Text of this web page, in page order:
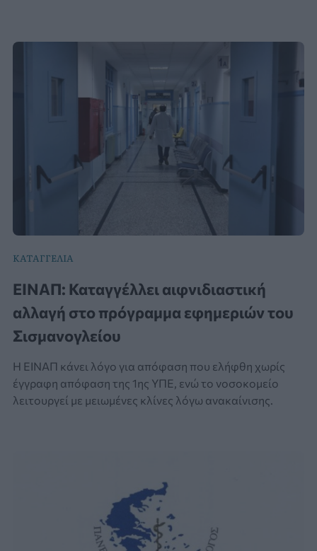
ΚΑΤΑΓΓΕΛΙΑ
ΕΙΝΑΠ: Καταγγέλλει αιφνιδιαστική
αλλαγή στο πρόγραμμα εφημεριών του
Σισμανογλείου
Η ΕΙΝΑΠ κάνει λόγο για απόφαση που ελήφθη χωρίς
έγγραφη απόφαση της 1ης ΥΠΕ, ενώ το νοσοκομείο
λειτουργεί με μειωμένες κλίνες λόγω ανακαίνισης.